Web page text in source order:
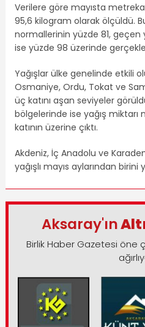
Verilere göre mayısta
95,6 kilogram olarak ölçüldü.
normallerinin yüzde 81, geçen
ise yüzde 98 üzerinde
Yağışlar ülke genelinde etkili
Osmaniye, Ordu, Tokat ve
üç katını aşan seviyeler
bölgelerinde ise yağış
katının üzerine çıktı.
Akdeniz, İç Anadolu ve
yağışlı mayıs aylarından birini
Aksaray'ın
Birlik Haber Gazetesi öne